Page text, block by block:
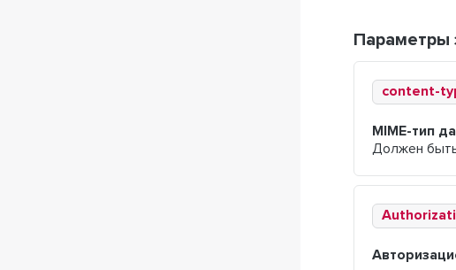
Параметры
content-
MIME-тип
Должен